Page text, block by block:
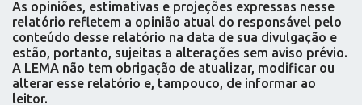
As opiniões, estimativas e projeções expressas nesse
relatório refletem a opinião atual do responsável pelo
conteúdo desse relatório na data de sua divulgação e
estão, portanto, sujeitas a alterações sem aviso prévio.
A LEMA não tem obrigação de atualizar, modificar ou
alterar esse relatório e, tampouco, de informar ao
leitor.